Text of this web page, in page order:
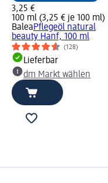
3,25 €
100 ml (3,25 € je 100 ml)
BaleaPflegeöl natural
beauty Hanf, 100 ml
(128)
Lieferbar
dm Markt wählen